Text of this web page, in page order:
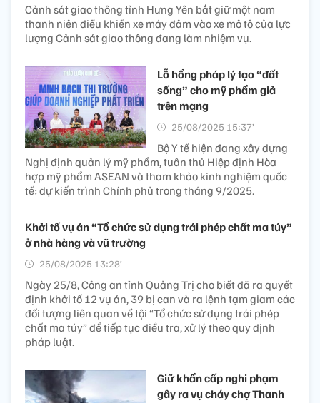
Cảnh sát giao thông tỉnh Hưng Yên bắt giữ một nam
thanh niên điều khiển xe máy đâm vào xe mô tô của lực
lượng Cảnh sát giao thông đang làm nhiệm vụ.
Lỗ hổng pháp lý tạo “đất
sống” cho mỹ phẩm giả
trên mạng
25/08/2025 15:37’
Bộ Y tế hiện đang xây dựng
Nghị định quản lý mỹ phẩm, tuân thủ Hiệp định Hòa
hợp mỹ phẩm ASEAN và tham khảo kinh nghiệm quốc
tế; dự kiến trình Chính phủ trong tháng 9/2025.
Khởi tố vụ án “Tổ chức sử dụng trái phép chất ma túy”
ở nhà hàng và vũ trường
25/08/2025 13:28’
Ngày 25/8, Công an tỉnh Quảng Trị cho biết đã ra quyết
định khởi tố 12 vụ án, 39 bị can và ra lệnh tạm giam các
đối tượng liên quan về tội “Tổ chức sử dụng trái phép
chất ma túy” để tiếp tục điều tra, xử lý theo quy định
pháp luật.
Giữ khẩn cấp nghi phạm
gây ra vụ cháy chợ Thanh